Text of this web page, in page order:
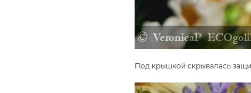
Под крышкой скрывалась